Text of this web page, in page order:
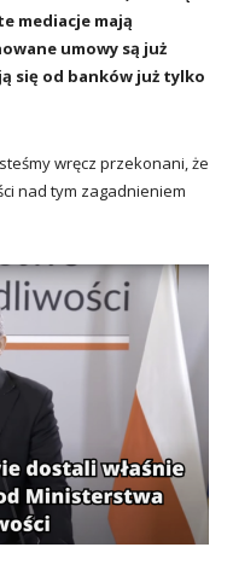
mediacje mają
umowy są już
się od banków już tylko
wręcz przekonani, że
nad tym zagadnieniem